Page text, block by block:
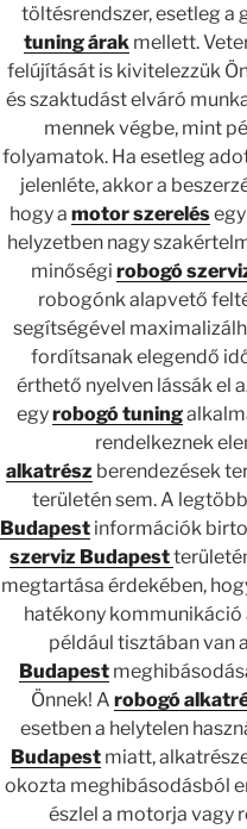
töltésrendszer, esetleg a
tuning árak mellett.
felújítását is kivitelezzük
és szaktudást elváró
mennek végbe, mint
folyamatok. Ha esetleg
jelenléte, akkor a
hogy amotor szerelés
helyzetben nagy
minőségirobogó
robogónk alapvető
segítségével
fordítsanak elegendő
érthető nyelven lássák el
egyrobogó tuning
rendelkeznek
alkatrész berendezések
területén sem. A
Budapest információk
szerviz Budapest
megtartása érdekében,
hatékony kommunikáció
például tisztában van
Budapest
Önnek! A robogó
esetben a helytelen
Budapestmiatt,
okozta meghibásodásból
észlel a motorja vagy